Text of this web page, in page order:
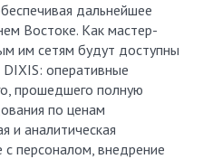
дальнейшее
Востоке. Как мастер-
им сетям будут доступны
оперативные
прошедшего полную
по ценам
и аналитическая
персоналом, внедрение